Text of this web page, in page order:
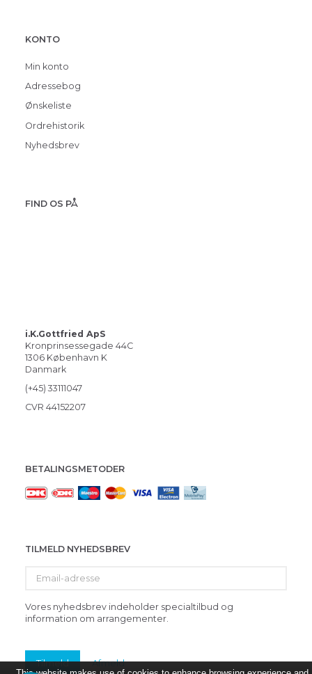
KONTO
Min konto
Adressebog
Ønskeliste
Ordrehistorik
Nyhedsbrev
FIND OS PÅ
i.K.Gottfried ApS
Kronprinsessegade 44C
1306 København K
Danmark
(+45) 33111047
CVR 44152207
BETALINGSMETODER
TILMELD NYHEDSBREV
adresse
Vores nyhedsbrev indeholder specialtilbud og
information om arrangementer.
Tilmeld Afmeld